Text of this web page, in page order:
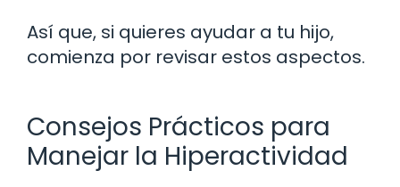
Así que, si quieres ayudar a tu hijo,
comienza por revisar estos aspectos.
Consejos Prácticos para
Manejar la Hiperactividad